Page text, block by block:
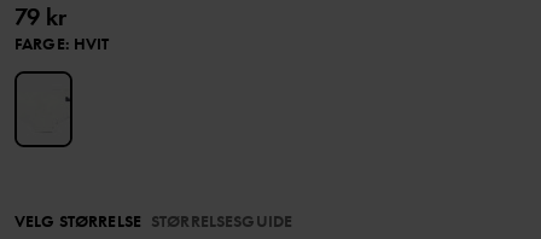
79 kr
FARGE: HVIT
VELG STØRRELSE STØRRELSESGUIDE